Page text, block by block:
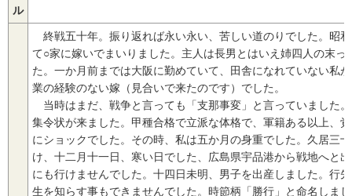
ル
終戦五十年。振り返れば永い永い、苦しい道のりでした。昭
て○家に嫁いでまいりました。主人は長男とはいえ姉四人の末
た。一か月前までは大阪に勤めていて、田舎になれていない私
業の経験のない嫁（見合いで来たのです）でした。
当時はまだ、戦争と言っても「支那事変」と言っていました
集令状が来ました。甲種合格で立派な体格で、軍籍ある以上、
にショックでした。その時、私は五か月の身重でした。久居三
け、十二月十一日、寒い日でした、広島県宇品港から戦地へと
にも行けませんでした。十四日未明、男子を出産しました。行
生を知らす事もできませんでした。時節柄「勝行」と命名しま